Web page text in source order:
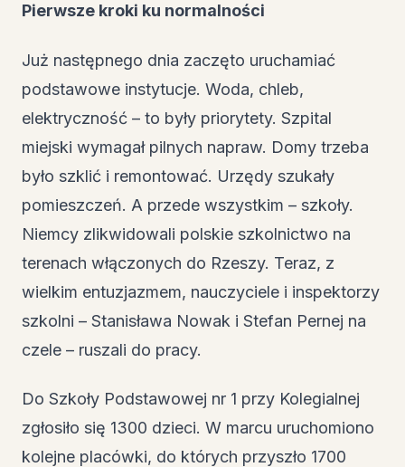
Pierwsze kroki ku normalności
Już następnego dnia zaczęto uruchamiać
podstawowe instytucje. Woda, chleb,
elektryczność – to były priorytety. Szpital
miejski wymagał pilnych napraw. Domy trzeba
było szklić i remontować. Urzędy szukały
pomieszczeń. A przede wszystkim – szkoły.
Niemcy zlikwidowali polskie szkolnictwo na
terenach włączonych do Rzeszy. Teraz, z
wielkim entuzjazmem, nauczyciele i inspektorzy
szkolni – Stanisława Nowak i Stefan Pernej na
czele – ruszali do pracy.
Do Szkoły Podstawowej nr 1 przy Kolegialnej
zgłosiło się 1300 dzieci. W marcu uruchomiono
kolejne placówki, do których przyszło 1700